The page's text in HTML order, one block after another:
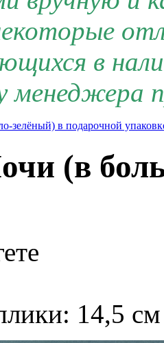
в
менеджера
зелёный) в подарочной
(в
14,5 см